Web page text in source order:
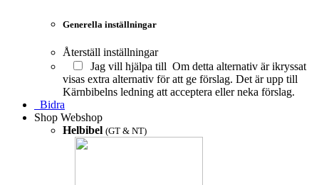
Generella inställningar
Återställ inställningar
Jag vill hjälpa till Om detta alternativ är ikryssat
visas extra alternativ för att ge förslag. Det är upp till
Kärnbibelns ledning att acceptera eller neka förslag.
Bidra
Shop Webshop
Helbibel (GT & NT)